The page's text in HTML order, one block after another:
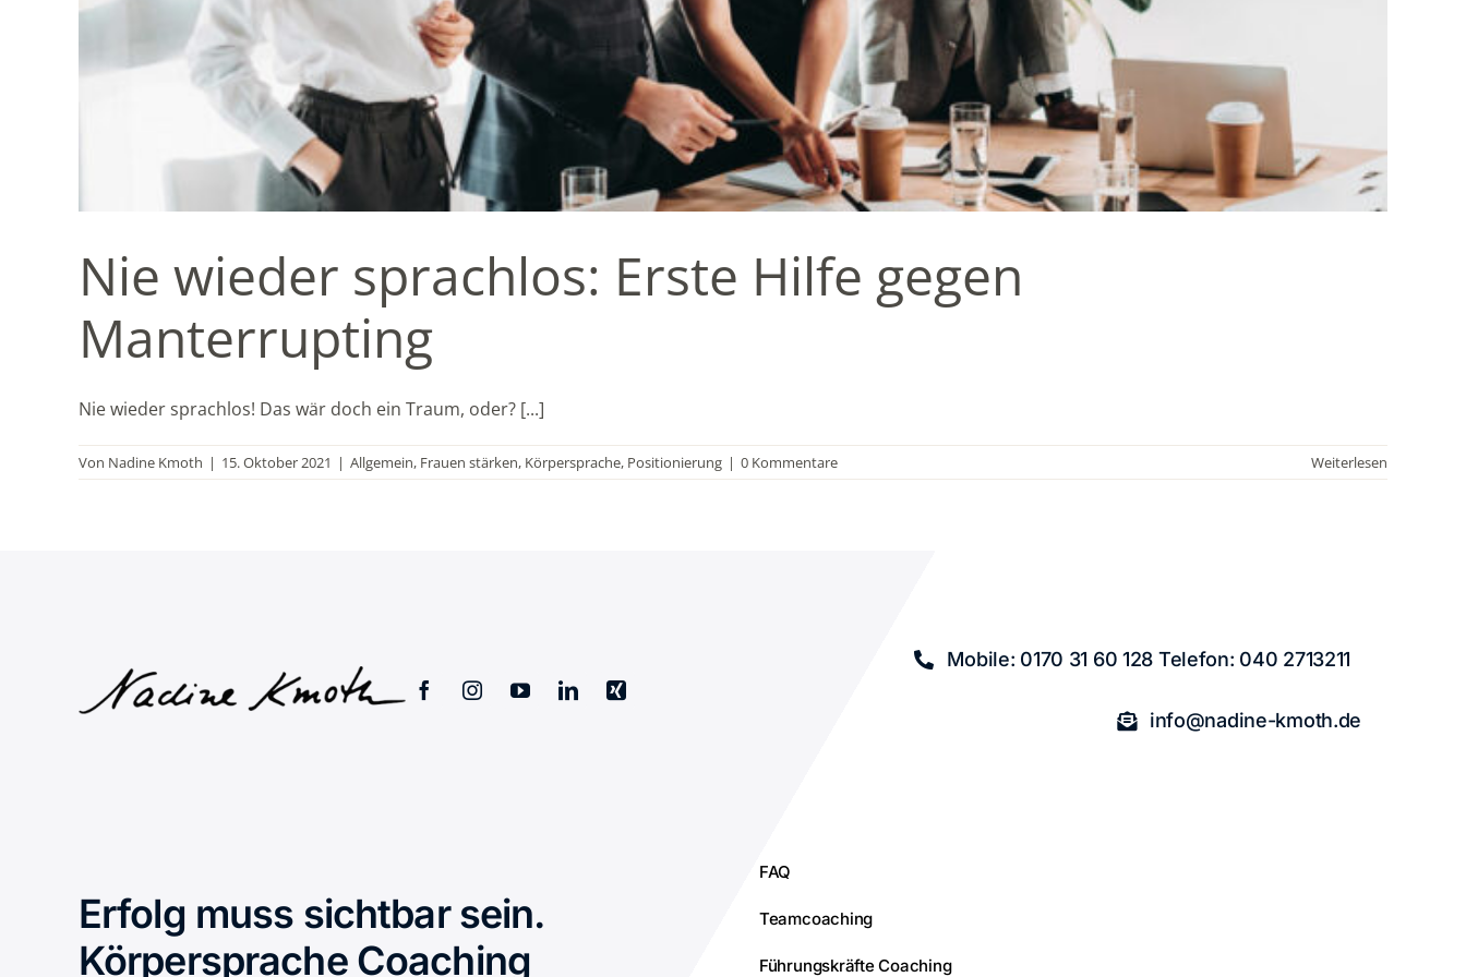
Nie wieder sprachlos: Erste Hilfe gegen
Manterrupting
Nie wieder sprachlos! Das wär doch ein Traum, oder? [...]
Von Nadine Kmoth | 15. Oktober 2021 | Allgemein, Frauen stärken, Körpersprache, Positionierung | 0 Kommentare Weiterlesen
Mobile: 0170 31 60 128 Telefon: 040 2713211
info@nadine-kmoth.de
Erfolg muss sichtbar sein.
Körpersprache Coaching
FAQ
Teamcoaching
Führungskräfte Coaching